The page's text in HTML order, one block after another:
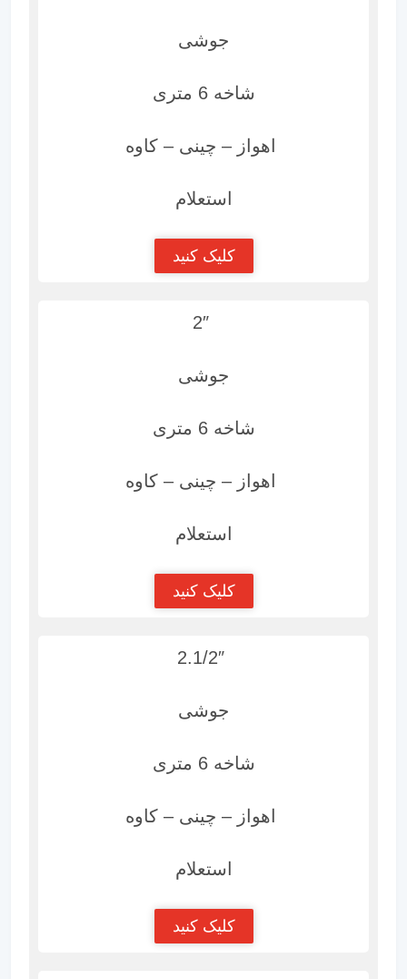
جوشی
شاخه 6 متری
اهواز – چینی – کاوه
استعلام
کلیک کنید
جوشی
شاخه 6 متری
اهواز – چینی – کاوه
استعلام
کلیک کنید
جوشی
شاخه 6 متری
اهواز – چینی – کاوه
استعلام
کلیک کنید